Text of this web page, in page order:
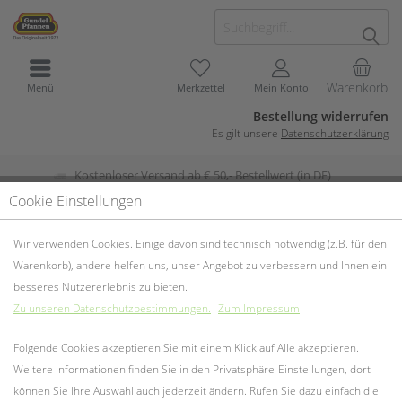
Kostenloser Versand ab € 50,- Bestellwert (in DE)
Warenkorb
Merkzettel Mein Konto
Menü
Bestellung widerrufen
Es gilt unsere Datenschutzerklärung
Cookie Einstellungen
Wir verwenden Cookies. Einige davon sind technisch notwendig (z.B. für den
Warenkorb), andere helfen uns, unser Angebot zu verbessern und Ihnen ein
besseres Nutzererlebnis zu bieten.
Zu unseren Datenschutzbestimmungen. Zum Impressum
Folgende Cookies akzeptieren Sie mit einem Klick auf Alle akzeptieren.
Weitere Informationen finden Sie in den Privatsphäre-Einstellungen, dort
können Sie Ihre Auswahl auch jederzeit ändern. Rufen Sie dazu einfach die